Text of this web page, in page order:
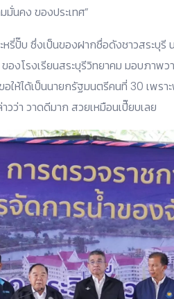
นคง ของประเทศ”
รี่ปั๊บ ซึ่งเป็นของฝากชื่อดังชาวสระบุรี
งโรงเรียนสระบุรีวิทยาคม มอบภาพ
ให้ได้เป็นนายกรัฐมนตรีคนที่ 30 เพรา
ว่า วาดดีมาก สวยเหมือนเปี๊ยบเลย